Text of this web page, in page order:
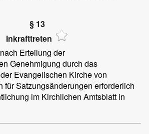
§ 13
Inkrafttreten
Erteilung der
Genehmigung durch das
Evangelischen Kirche von
für Satzungsänderungen erforderlich
im Kirchlichen Amtsblatt in